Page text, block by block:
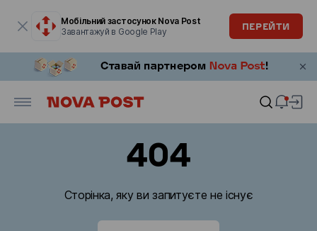
Мобільний застосунок Nova Post
Завантажуй в Google Play
ПЕРЕЙТИ
404
Сторінка, яку ви запитуєте не існує